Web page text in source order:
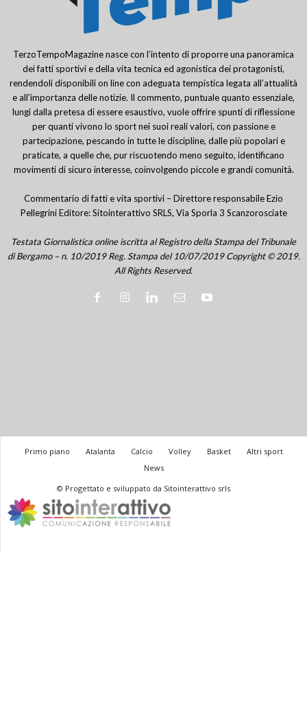
TerzoTempoMagazine nasce con l’intento di proporre una panoramica
dei fatti sportivi e della vita tecnica ed agonistica dei protagonisti,
rendendoli disponibili on line con adeguata tempistica legata all’attualità
e all’importanza delle notizie. Il commento, puntuale quanto essenziale,
lungi dalla pretesa di essere esaustivo, vuole offrire spunti di riflessione
per quanti vivono lo sport nei suoi reali valori, con passione e
partecipazione, pescando in tutte le discipline, dalle più popolari e
praticate, a quelle che, pur riscuotendo meno seguito, identificano
movimenti di sicuro interesse, coinvolgendo piccole e grandi comunità.
Commentario di fatti e vita sportivi – Direttore responsabile Ezio
Pellegrini Editore: Sitointerattivo SRLS, Via Sporla 3 Scanzorosciate
Testata Giornalistica online iscritta al Registro della Stampa del Tribunale
di Bergamo – n. 10/2019 Reg. Stampa del 10/07/2019 Copyright © 2019.
All Rights Reserved.
Primo piano Atalanta Calcio Volley Basket
Altri sport
News
© Progettato e sviluppato da Sitointerattivo srls